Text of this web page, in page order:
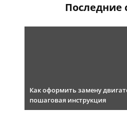
Последние
Как оформить замену
пошаговая инструкция